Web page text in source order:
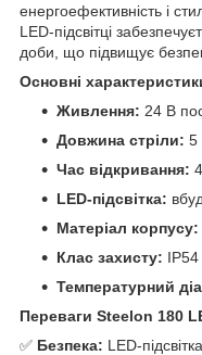
енергоефективність і
LED-підсвітці
доби, що підвищує
Основні
Живлення: 24 В
Довжина стріли: 5
Час відкривання:
LED-підсвітка:
Матеріал корпусу:
Клас захисту: IP54
Температурний
Переваги Steelon 180
✅ Безпека: LED-